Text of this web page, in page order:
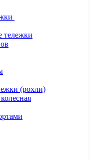
тележки
(рохли)